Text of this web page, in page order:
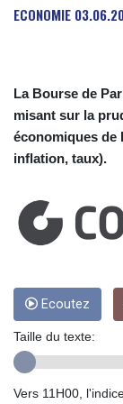
ECONOMIE
La Bourse de
misant sur la
économiques de
inflation, taux).
Ecoutez
Taille du texte:
Vers 11H00,